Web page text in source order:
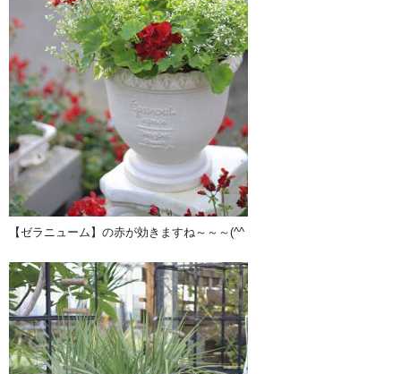
【ゼラニューム】の赤が効きますね～～～(^^ゞ